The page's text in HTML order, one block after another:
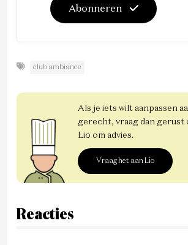
Abonneren
club ambiance
Als je iets wilt aanpassen
gerecht, vraag dan gerust
Lio om advies.
Vraag het aan Lio
Reacties